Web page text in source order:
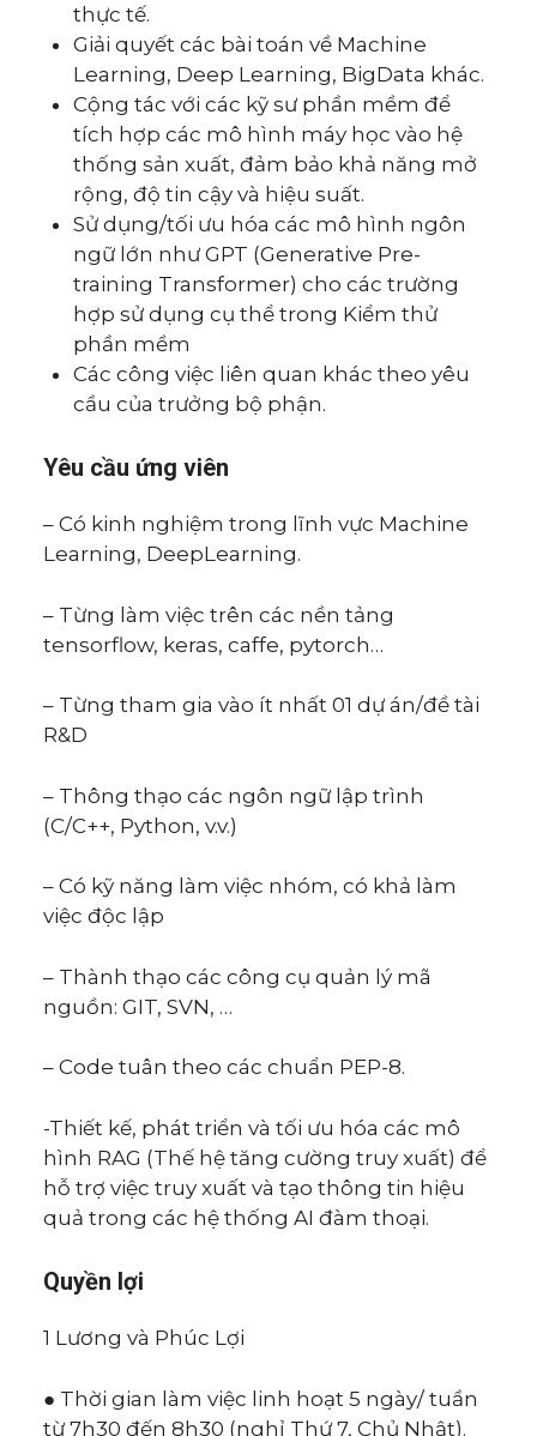
thực tế.
Giải quyết các bài toán về Machine
Learning, Deep Learning, BigData khác.
Cộng tác với các kỹ sư phần mềm để
tích hợp các mô hình máy học vào hệ
thống sản xuất, đảm bảo khả năng mở
rộng, độ tin cậy và hiệu suất.
Sử dụng/tối ưu hóa các mô hình ngôn
ngữ lớn như GPT (Generative Pre-
training Transformer) cho các trường
hợp sử dụng cụ thể trong Kiểm thử
phần mềm
Các công việc liên quan khác theo yêu
cầu của trưởng bộ phận.
Yêu cầu ứng viên
– Có kinh nghiệm trong lĩnh vực Machine
Learning, DeepLearning.
– Từng làm việc trên các nền tảng
tensorflow, keras, caffe, pytorch…
– Từng tham gia vào ít nhất 01 dự án/đề tài
R&D
– Thông thạo các ngôn ngữ lập trình
(C/C++, Python, v.v.)
– Có kỹ năng làm việc nhóm, có khả làm
việc độc lập
– Thành thạo các công cụ quản lý mã
nguồn: GIT, SVN, …
– Code tuân theo các chuẩn PEP-8.
-Thiết kế, phát triển và tối ưu hóa các mô
hình RAG (Thế hệ tăng cường truy xuất) để
hỗ trợ việc truy xuất và tạo thông tin hiệu
quả trong các hệ thống AI đàm thoại.
Quyền lợi
1 Lương và Phúc Lợi
● Thời gian làm việc linh hoạt 5 ngày/ tuần
từ 7h30 đến 8h30 (nghỉ Thứ 7, Chủ Nhật).